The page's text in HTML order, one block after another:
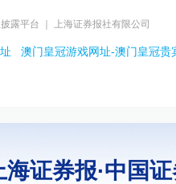
露平台 ｜ 上海证券报社有限公司
澳门皇冠游戏网址-澳门皇冠贵
海证券报·中国